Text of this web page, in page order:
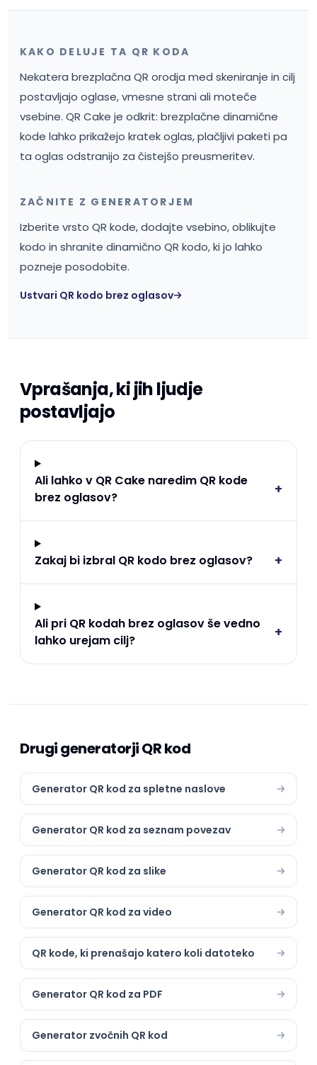
KAKO DELUJE TA QR KODA
Nekatera brezplačna QR orodja med skeniranje in cilj
postavljajo oglase, vmesne strani ali moteče
vsebine. QR Cake je odkrit: brezplačne dinamične
kode lahko prikažejo kratek oglas, plačljivi paketi pa
ta oglas odstranijo za čistejšo preusmeritev.
ZAČNITE Z GENERATORJEM
Izberite vrsto QR kode, dodajte vsebino, oblikujte
kodo in shranite dinamično QR kodo, ki jo lahko
pozneje posodobite.
Ustvari QR kodo brez oglasov
Vprašanja, ki jih ljudje
postavljajo
Ali lahko v QR Cake naredim QR kode
brez oglasov?
+
Zakaj bi izbral QR kodo brez oglasov? +
Ali pri QR kodah brez oglasov še vedno
lahko urejam cilj?
+
Drugi generatorji QR kod
Generator QR kod za spletne naslove
Generator QR kod za seznam povezav
Generator QR kod za slike
Generator QR kod za video
QR kode, ki prenašajo katero koli datoteko
Generator QR kod za PDF
Generator zvočnih QR kod